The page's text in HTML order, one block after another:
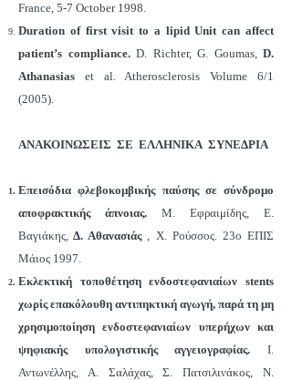
France, 5-7 October 1998.
Duration of first visit to a lipid Unit can affect
patient’s compliance.D. Richter, G. Goumas, D.
Athanasias et al. Atherosclerosis Volume 6/1
(2005).
ΑΝΑΚΟΙΝΩΣΕΙΣ ΣΕ ΕΛΛΗΝΙΚΑ ΣΥΝΕΔΡΙΑ
Επεισόδια φλεβοκομβικής παύσης σε σύνδρομο
αποφρακτικής άπνοιας. Μ. Εφραιμίδης, Ε.
Βαγιάκης, Δ. Αθανασιάς, Χ. Ρούσσος. 23ο ΕΠΙΣ
Μάιος 1997.
Εκλεκτική τοποθέτηση ενδοστεφανιαίων stents
χωρίς επακόλουθη αντιπηκτική αγωγή, παρά τη μη
χρησιμοποίηση ενδοστεφανιαίων υπερήχων και
ψηφιακής υπολογιστικής αγγειογραφίας. Ι.
Αντωνέλλης, Α. Σαλάχας, Σ. Πατσιλινάκος, Ν.